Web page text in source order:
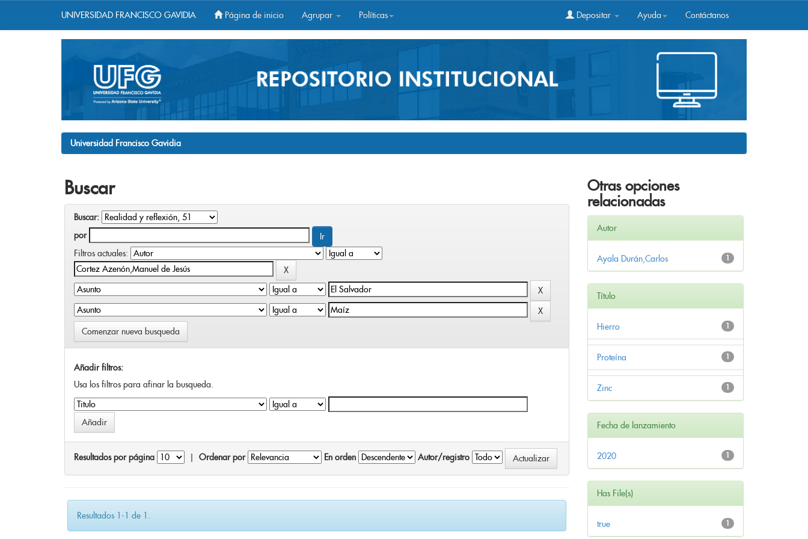
UNIVERSIDAD FRANCISCO GAVIDIA Página de inicio Agrupar Políticas Depositar Ayuda Contáctanos
Universidad Francisco Gavidia
Buscar
Buscar:
por
Filtros actuales:
Comenzar nueva busqueda
Añadir filtros:
Usa los filtros para afinar la busqueda.
Resultados por página Ordenar por En orden Autor/registro
Resultados 1-1 de 1.
Otras opciones
relacionadas
Autor
1
Ayala Durán,Carlos
Título
1
Hierro
1
Proteína
1
Zinc
Fecha de lanzamiento
1
2020
Has File(s)
1
true